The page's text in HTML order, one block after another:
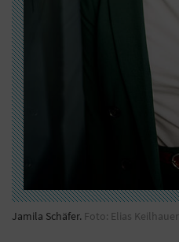
Jamila Schäfer. Foto: Elias Keilhauer